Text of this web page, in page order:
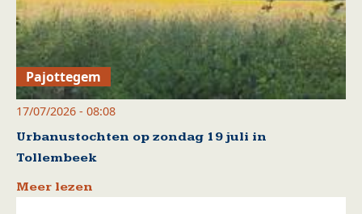
Pajottegem
17/07/2026 - 08:08
Urbanustochten op zondag 19 juli in
Tollembeek
Meer lezen